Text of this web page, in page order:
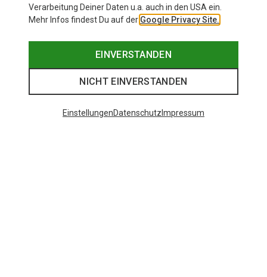
Verarbeitung Deiner Daten u.a. auch in den USA ein.
Mehr Infos findest Du auf der Google Privacy Site.
EINVERSTANDEN
NICHT EINVERSTANDEN
EinstellungenDatenschutz Impressum